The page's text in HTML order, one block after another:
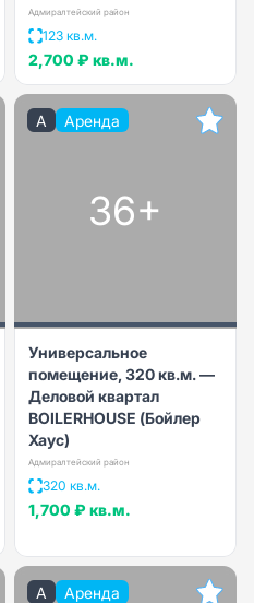
Адмиралтейский район
123 кв.м.
2,700 ₽ кв.м.
A Аренда
36+
Универсальное
помещение, 320 кв.м. —
Деловой квартал
BOILERHOUSE (Бойлер
Хаус)
Адмиралтейский район
320 кв.м.
1,700 ₽ кв.м.
A Аренда